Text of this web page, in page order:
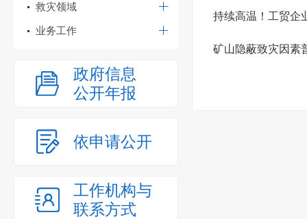
救灾领域
业务工作
政府信息
公开年报
依申请公开
工作机构与
联系方式
持续高温！工贸企
矿山隐蔽致灾因素